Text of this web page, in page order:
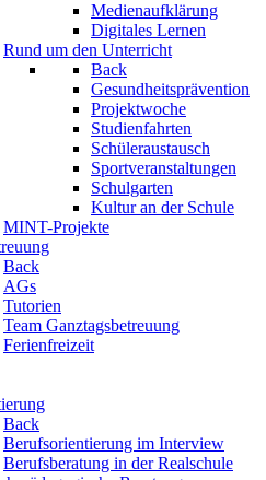
Medienaufklärung
Digitales Lernen
Rund um den Unterricht
Back
Gesundheitsprävention
Projektwoche
Studienfahrten
Schüleraustausch
Sportveranstaltungen
Schulgarten
Kultur an der Schule
MINT-Projekte
Back
AGs
Tutorien
Team Ganztagsbetreuung
Ferienfreizeit
Back
Berufsorientierung im Interview
Berufsberatung in der Realschule